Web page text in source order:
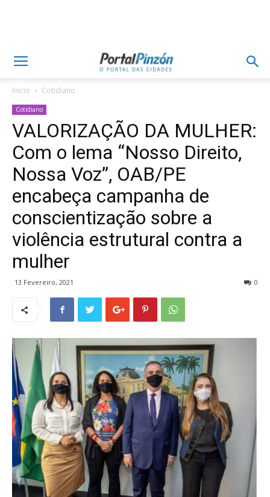
Inicio Cotidiano
Cotidiano
VALORIZAÇÃO DA MULHER:
Com o lema “Nosso Direito,
Nossa Voz”, OAB/PE
encabeça campanha de
conscientização sobre a
violência estrutural contra a
mulher
13 Fevereiro, 2021 0